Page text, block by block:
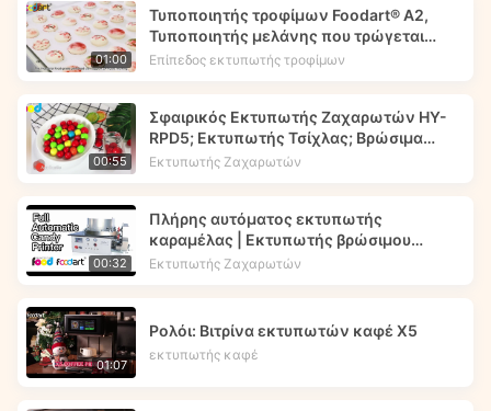
01:00
Τυποποιητής τροφίμων Foodart® A2,
Τυποποιητής μελάνης που τρώγεται
Τυπώνει εικόνα λουλουδιών στα
Επίπεδος εκτυπωτής τροφίμων
00:55
Σφαιρικός Εκτυπωτής Ζαχαρωτών HY-
RPD5; Εκτυπωτής Τσίχλας; Βρώσιμα
μελάνια -- Foodart®
Εκτυπωτής Ζαχαρωτών
00:32
Πλήρης αυτόματος εκτυπωτής
καραμέλας | Εκτυπωτής βρώσιμου
μελανιού | Foodart® από την
Εκτυπωτής Ζαχαρωτών
01:07
Ρολόι: Βιτρίνα εκτυπωτών καφέ X5
εκτυπωτής καφέ